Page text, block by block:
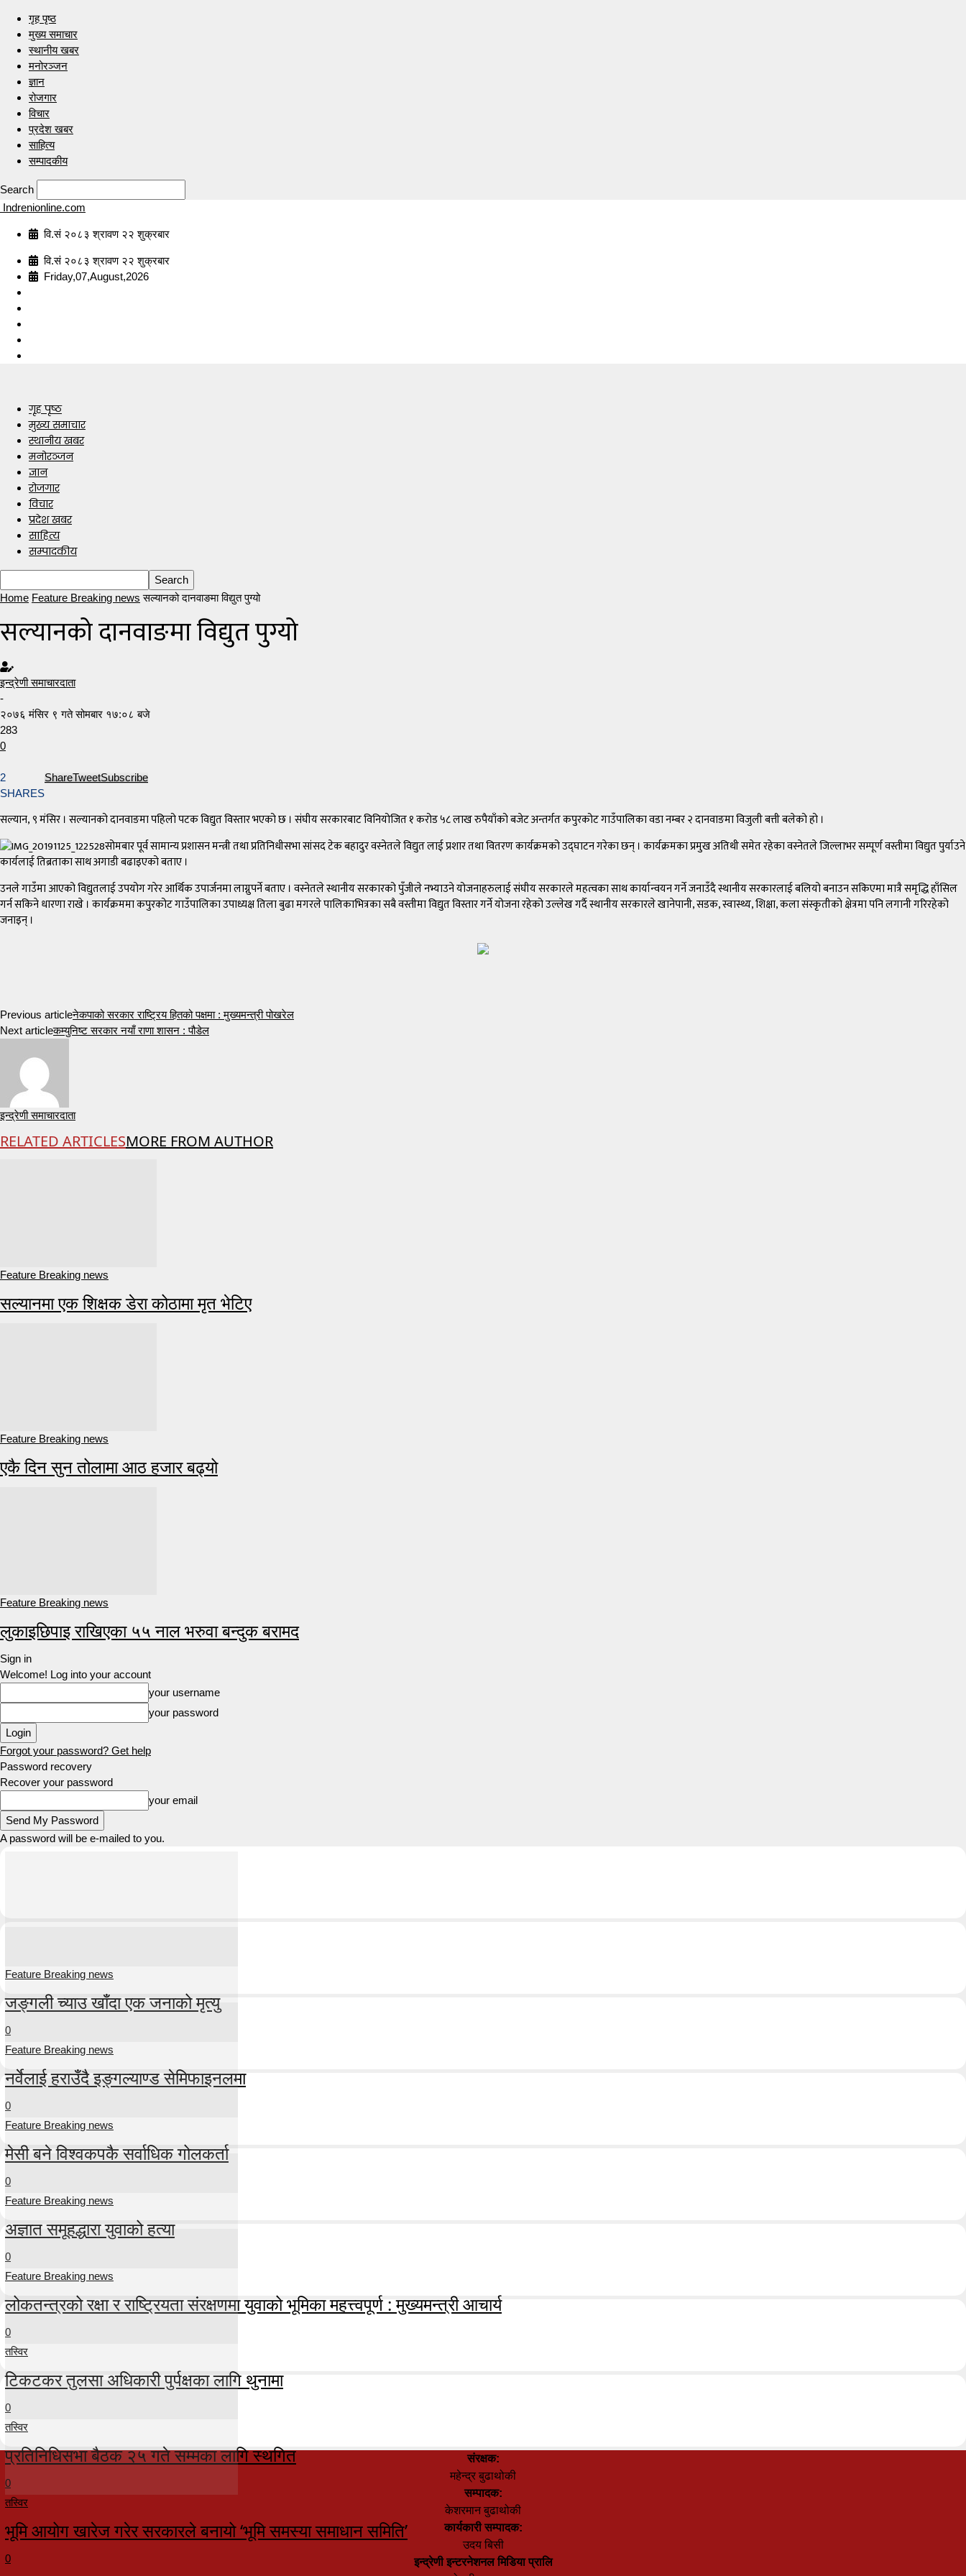
गृह पृष्ठ
मुख्य समाचार
स्थानीय खबर
मनोरञ्जन
ज्ञान
रोजगार
विचार
प्रदेश खबर
साहित्य
सम्पादकीय
Search
Indrenionline.com
वि.सं २०८३ श्रावण २२ शुक्रबार
वि.सं २०८३ श्रावण २२ शुक्रबार
Friday,07,August,2026
गृह पृष्ठ
मुख्य समाचार
स्थानीय खबर
मनोरञ्जन
ज्ञान
रोजगार
विचार
प्रदेश खबर
साहित्य
सम्पादकीय
Home Feature Breaking news सल्यानको दानवाङमा विद्युत पुग्यो
सल्यानको दानवाङमा विद्युत पुग्यो
इन्द्रेणी समाचारदाता
-
२०७६ मंसिर ९ गते सोमबार १७:०८ बजे
283
0
2
SHARES
ShareTweetSubscribe
सल्यान, ९ मंसिर । सल्यानको दानवाङमा पहिलो पटक विद्युत विस्तार भएको छ । संघीय सरकारबाट विनियोजित १ करोड ५८ लाख रुपैयाँको बजेट अन्तर्गत कपुरकोट गाउँपालिका वडा नम्बर २ दानवाङमा विजुली बत्ती बलेको हो ।
सोमबार पूर्व सामान्य प्रशासन मन्त्री तथा प्रतिनिधीसभा सांसद टेक बहादुर वस्नेतले विद्युत लाई प्रशार तथा वितरण कार्यक्रमको उद्घाटन गरेका छन् । कार्यक्रमका प्रमुख अतिथी समेत रहेका वस्नेतले जिल्लाभर सम्पूर्ण वस्तीमा विद्युत पुर्याउने
कार्यलाई तिब्रताका साथ अगाडी बढाइएको बताए ।
उनले गाउँमा आएको विद्युतलाई उपयोग गरेर आर्थिक उपार्जनमा लाग्नुपर्ने बताए । वस्नेतले स्थानीय सरकारको पुँजीले नभ्याउने योजनाहरुलाई संघीय सरकारले महत्वका साथ कार्यान्वयन गर्ने जनाउँदै स्थानीय सरकारलाई बलियो बनाउन सकिएमा मात्रै समृद्धि हाँसिल
गर्न सकिने धारणा राखे । कार्यक्रममा कपुरकोट गाउँपालिका उपाध्यक्ष तिला बुढा मगरले पालिकाभित्रका सबै वस्तीमा विद्युत विस्तार गर्ने योजना रहेको उल्लेख गर्दै स्थानीय सरकारले खानेपानी, सडक, स्वास्थ्य, शिक्षा, कला संस्कृतीको क्षेत्रमा पनि लगानी गरिरहेको
जनाइन् ।
Previous articleनेकपाको सरकार राष्ट्रिय हितको पक्षमा : मुख्यमन्त्री पोखरेल
Next articleकम्युनिष्ट सरकार नयाँ राणा शासन : पौडेल
इन्द्रेणी समाचारदाता
RELATED ARTICLESMORE FROM AUTHOR
Feature Breaking news
सल्यानमा एक शिक्षक डेरा कोठामा मृत भेटिए
Feature Breaking news
एकै दिन सुन तोलामा आठ हजार बढ्यो
Feature Breaking news
लुकाइछिपाइ राखिएका ५५ नाल भरुवा बन्दुक बरामद
Sign in
Welcome! Log into your account
your username
your password
Forgot your password? Get help
Password recovery
Recover your password
your email
A password will be e-mailed to you.
Feature Breaking news
जङ्गली च्याउ खाँदा एक जनाको मृत्यु
0
Feature Breaking news
नर्वेलाई हराउँदै इङ्गल्याण्ड सेमिफाइनलमा
0
Feature Breaking news
मेसी बने विश्वकपकै सर्वाधिक गोलकर्ता
0
Feature Breaking news
अज्ञात समूहद्धारा युवाको हत्या
0
Feature Breaking news
लोकतन्त्रको रक्षा र राष्ट्रियता संरक्षणमा युवाको भूमिका महत्त्वपूर्ण : मुख्यमन्त्री आचार्य
0
तस्विर
टिकटकर तुलसा अधिकारी पुर्पक्षका लागि थुनामा
0
तस्विर
प्रतिनिधिसभा बैठक २५ गते सम्मका लागि स्थगित
0
तस्विर
भूमि आयोग खारेज गरेर सरकारले बनायो ‘भूमि समस्या समाधान समिति’
0
संरक्षक:
महेन्द्र बुढाथोकी
सम्पादक:
केशरमान बुढाथोकी
कार्यकारी सम्पादक:
उदय बिसी
इन्द्रेणी इन्टरनेशनल मिडिया प्रालि